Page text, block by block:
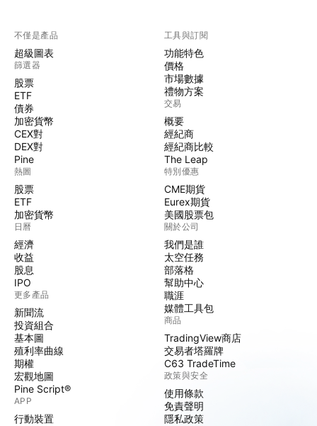
不僅是產品
超級圖表
篩選器
股票
ETF
債券
加密貨幣
CEX對
DEX對
Pine
熱圖
股票
ETF
加密貨幣
日曆
經濟
收益
股息
IPO
更多產品
新聞流
投資組合
基本圖
殖利率曲線
期權
宏觀地圖
Pine Script®
APP
行動裝置
工具與訂閱
功能特色
價格
市場數據
禮物方案
交易
概要
經紀商
經紀商比較
The Leap
特別優惠
CME期貨
Eurex期貨
美國股票包
關於公司
我們是誰
太空任務
部落格
幫助中心
職涯
媒體工具包
商品
TradingView商店
交易者塔羅牌
C63 TradeTime
政策與安全
使用條款
免責聲明
隱私政策